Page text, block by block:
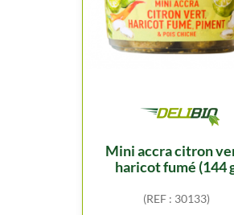
mini accra citron vert &
haricot fumé (144
(REF : 30133)